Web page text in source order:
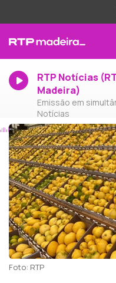
RTP Notícias
Madeira)
Emissão em
Notícias
Foto: RTP